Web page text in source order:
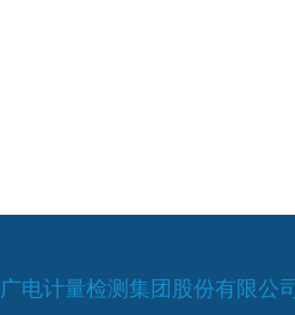
广电计量检测集团股份有限公司